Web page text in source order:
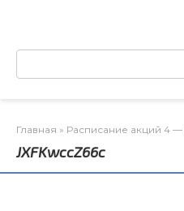
Поиск:
Главная » Расписание акций 4
JXFKwccZ66c